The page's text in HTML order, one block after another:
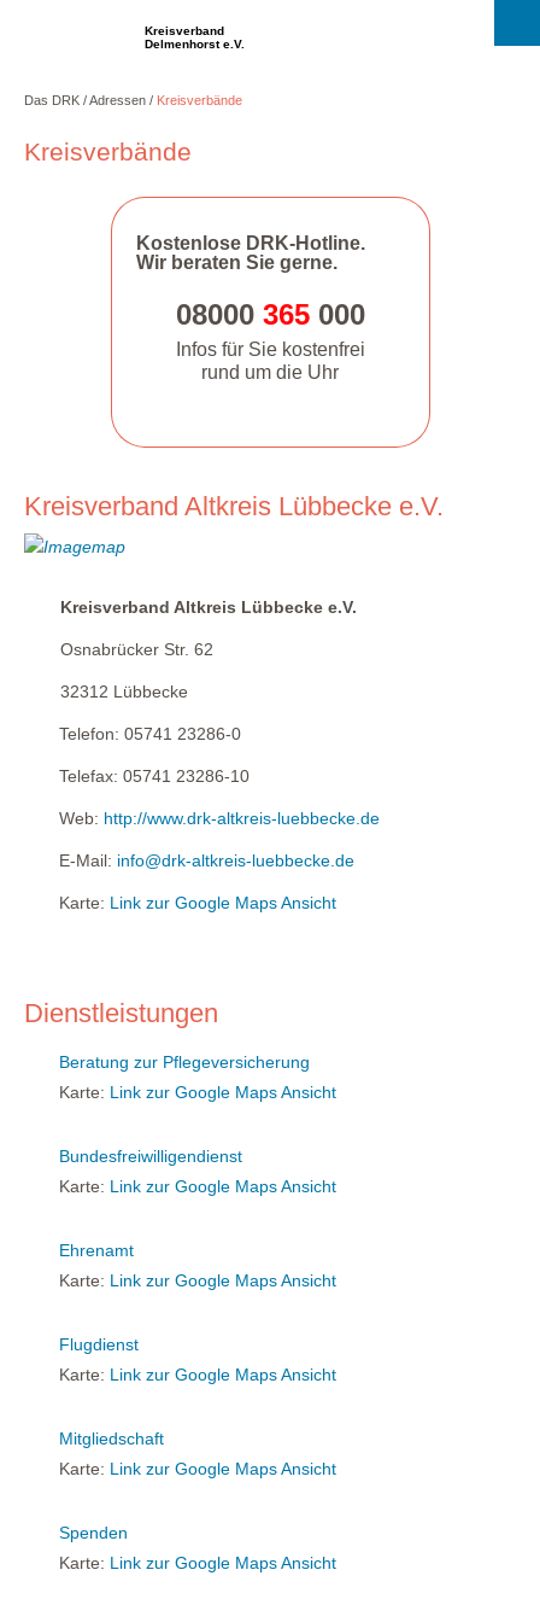
Kreisverband
Delmenhorst e.V.
Das DRK Adressen Kreisverbände
Kreisverbände
Kostenlose DRK-Hotline.
Wir beraten Sie gerne.
08000 365000
Infos für Sie kostenfrei
rund um die Uhr
Kreisverband Altkreis Lübbecke e.V.
Kreisverband Altkreis Lübbecke e.V.
Osnabrücker Str. 62
32312 Lübbecke
Telefon: 05741 23286-0
Telefax: 05741 23286-10
Web: http://www.drk-altkreis-luebbecke.de
E-Mail: info@drk-altkreis-luebbecke.de
Karte: Link zur Google Maps Ansicht
Dienstleistungen
Beratung zur Pflegeversicherung
Karte: Link zur Google Maps Ansicht
Bundesfreiwilligendienst
Karte: Link zur Google Maps Ansicht
Ehrenamt
Karte: Link zur Google Maps Ansicht
Flugdienst
Karte: Link zur Google Maps Ansicht
Mitgliedschaft
Karte: Link zur Google Maps Ansicht
Spenden
Karte: Link zur Google Maps Ansicht